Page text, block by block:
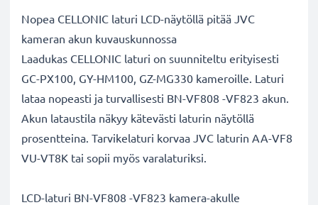
Nopea CELLONIC laturi LCD-näytöllä pitää JVC
kameran akun kuvauskunnossa
Laadukas CELLONIC laturi on suunniteltu erityisesti
GC-PX100, GY-HM100, GZ-MG330 kameroille. Laturi
lataa nopeasti ja turvallisesti BN-VF808 -VF823 akun.
Akun lataustila näkyy kätevästi laturin näytöllä
prosentteina. Tarvikelaturi korvaa JVC laturin AA-VF8
VU-VT8K tai sopii myös varalaturiksi.
LCD-laturi BN-VF808 -VF823 kamera-akulle